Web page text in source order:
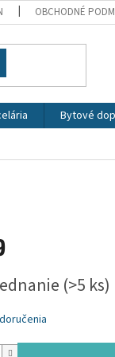
OBCHODNÉ
Bytové
(>5 ks)